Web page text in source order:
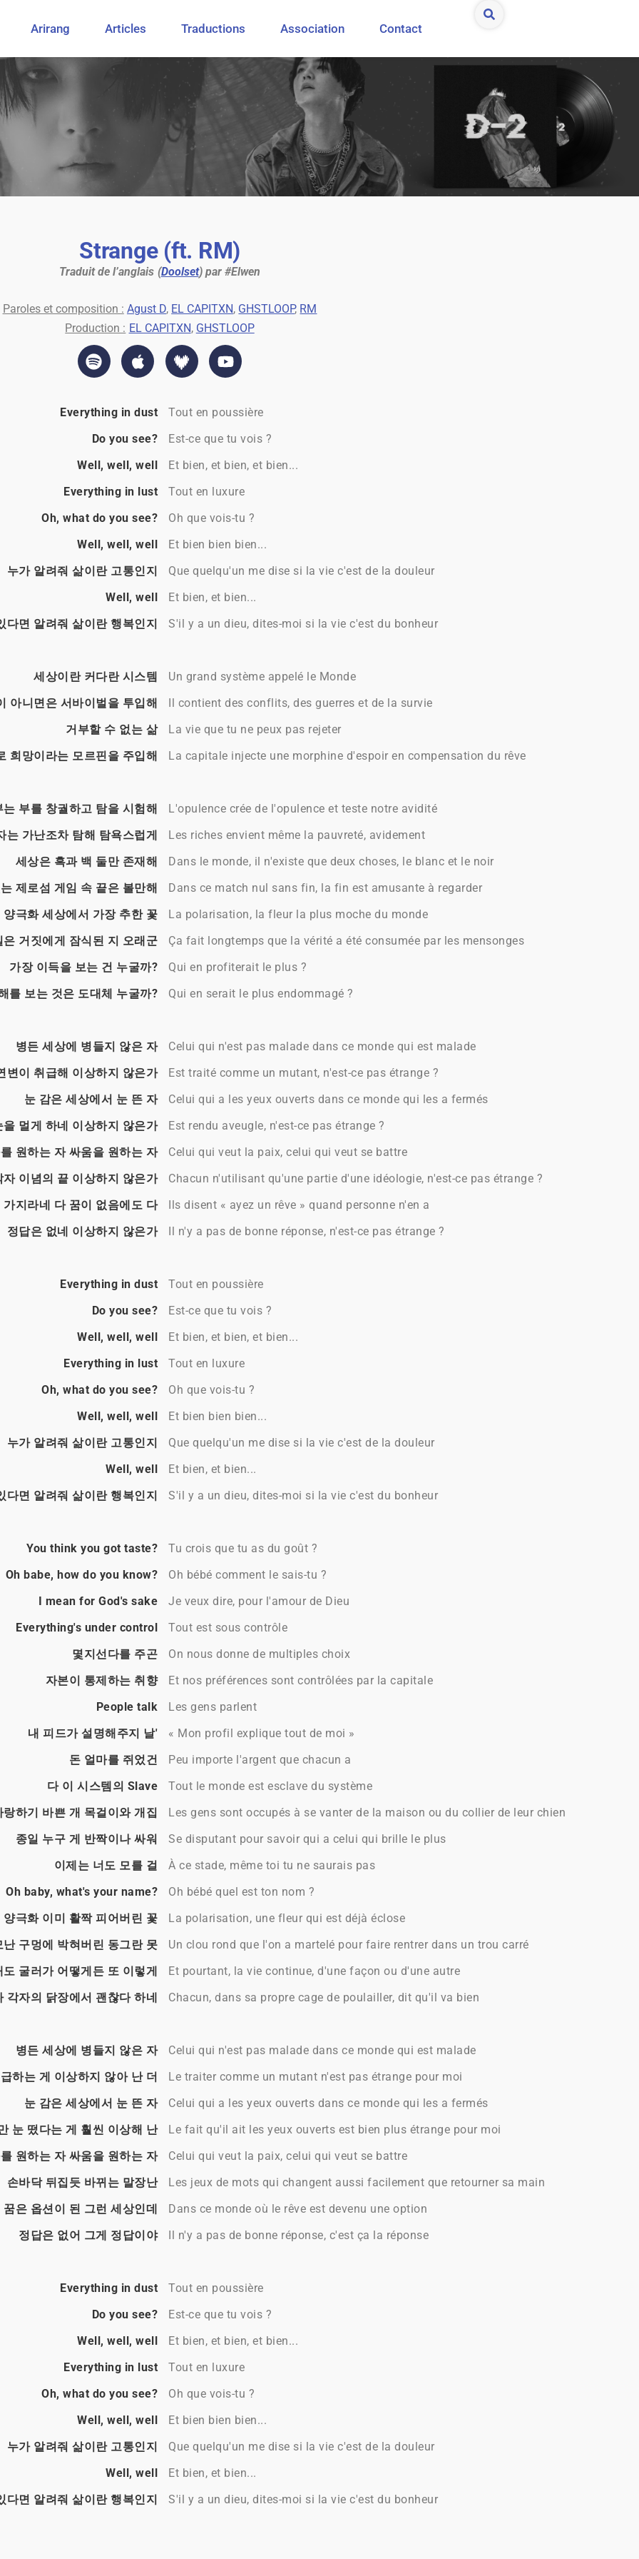
Arirang Articles Traductions Association Contact
Strange (ft. RM)
Traduit de l’anglais (Doolset) par #Elwen
Paroles et composition : Agust D, EL CAPITXN, GHSTLOOP, RM
Production : EL CAPITXN, GHSTLOOP
Everything in dust
Tout en poussière
Do you see?
Est-ce que tu vois ?
Well, well, well
Et bien, et bien, et bien...
Everything in lust
Tout en luxure
Oh, what do you see?
Oh que vois-tu ?
Well, well, well
Et bien bien bien...
누가 알려줘 삶이란 고통인지
Que quelqu'un me dise si la vie c'est de la douleur
Well, well
Et bien, et bien...
다면 알려줘 삶이란 행복인지
S'il y a un dieu, dites-moi si la vie c'est du bonheur
세상이란 커다란 시스템
Un grand système appelé le Monde
아니면은 서바이벌을 투입해
Il contient des conflits, des guerres et de la survie
거부할 수 없는 삶
La vie que tu ne peux pas rejeter
희망이라는 모르핀을 주입해
La capitale injecte une morphine d'espoir en compensation du rêve
는 부를 창궐하고 탐을 시험해
L'opulence crée de l'opulence et teste notre avidité
는 가난조차 탐해 탐욕스럽게
Les riches envient même la pauvreté, avidement
세상은 흑과 백 둘만 존재해
Dans le monde, il n'existe que deux choses, le blanc et le noir
제로섬 게임 속 끝은 볼만해
Dans ce match nul sans fin, la fin est amusante à regarder
양극화 세상에서 가장 추한 꽃
La polarisation, la fleur la plus moche du monde
은 거짓에게 잠식된 지 오래군
Ça fait longtemps que la vérité a été consumée par les mensonges
가장 이득을 보는 건 누굴까?
Qui en profiterait le plus ?
를 보는 것은 도대체 누굴까?
Qui en serait le plus endommagé ?
병든 세상에 병들지 않은 자
Celui qui n'est pas malade dans ce monde qui est malade
변이 취급해 이상하지 않은가
Est traité comme un mutant, n'est-ce pas étrange ?
눈 감은 세상에서 눈 뜬 자
Celui qui a les yeux ouverts dans ce monde qui les a fermés
을 멀게 하네 이상하지 않은가
Est rendu aveugle, n'est-ce pas étrange ?
원하는 자 싸움을 원하는 자
Celui qui veut la paix, celui qui veut se battre
자 이념의 끝 이상하지 않은가
Chacun n'utilisant qu'une partie d'une idéologie, n'est-ce pas étrange ?
가지라네 다 꿈이 없음에도 다
Ils disent « ayez un rêve » quand personne n'en a
정답은 없네 이상하지 않은가
Il n'y a pas de bonne réponse, n'est-ce pas étrange ?
Everything in dust
Tout en poussière
Do you see?
Est-ce que tu vois ?
Well, well, well
Et bien, et bien, et bien...
Everything in lust
Tout en luxure
Oh, what do you see?
Oh que vois-tu ?
Well, well, well
Et bien bien bien...
누가 알려줘 삶이란 고통인지
Que quelqu'un me dise si la vie c'est de la douleur
Well, well
Et bien, et bien...
다면 알려줘 삶이란 행복인지
S'il y a un dieu, dites-moi si la vie c'est du bonheur
You think you got taste?
Tu crois que tu as du goût ?
Oh babe, how do you know?
Oh bébé comment le sais-tu ?
I mean for God's sake
Je veux dire, pour l'amour de Dieu
Everything's under control
Tout est sous contrôle
몇지선다를 주곤
On nous donne de multiples choix
자본이 통제하는 취향
Et nos préférences sont contrôlées par la capitale
People talk
Les gens parlent
내 피드가 설명해주지 날'
« Mon profil explique tout de moi »
돈 얼마를 쥐었건
Peu importe l'argent que chacun a
다 이 시스템의 Slave
Tout le monde est esclave du système
랑하기 바쁜 개 목걸이와 개집
Les gens sont occupés à se vanter de la maison ou du collier de leur chien
종일 누구 게 반짝이나 싸워
Se disputant pour savoir qui a celui qui brille le plus
이제는 너도 모를 걸
À ce stade, même toi tu ne saurais pas
Oh baby, what's your name?
Oh bébé quel est ton nom ?
양극화 이미 활짝 피어버린 꽃
La polarisation, une fleur qui est déjà éclose
난 구멍에 박혀버린 동그란 못
Un clou rond que l'on a martelé pour faire rentrer dans un trou carré
도 굴러가 어떻게든 또 이렇게
Et pourtant, la vie continue, d'une façon ou d'une autre
각자의 닭장에서 괜찮다 하네
Chacun, dans sa propre cage de poulailler, dit qu'il va bien
병든 세상에 병들지 않은 자
Celui qui n'est pas malade dans ce monde qui est malade
하는 게 이상하지 않아 난 더
Le traiter comme un mutant n'est pas étrange pour moi
눈 감은 세상에서 눈 뜬 자
Celui qui a les yeux ouverts dans ce monde qui les a fermés
눈 떴다는 게 훨씬 이상해 난
Le fait qu'il ait les yeux ouverts est bien plus étrange pour moi
원하는 자 싸움을 원하는 자
Celui qui veut la paix, celui qui veut se battre
손바닥 뒤집듯 바뀌는 말장난
Les jeux de mots qui changent aussi facilement que retourner sa main
꿈은 옵션이 된 그런 세상인데
Dans ce monde où le rêve est devenu une option
정답은 없어 그게 정답이야
Il n'y a pas de bonne réponse, c'est ça la réponse
Everything in dust
Tout en poussière
Do you see?
Est-ce que tu vois ?
Well, well, well
Et bien, et bien, et bien...
Everything in lust
Tout en luxure
Oh, what do you see?
Oh que vois-tu ?
Well, well, well
Et bien bien bien...
누가 알려줘 삶이란 고통인지
Que quelqu'un me dise si la vie c'est de la douleur
Well, well
Et bien, et bien...
다면 알려줘 삶이란 행복인지
S'il y a un dieu, dites-moi si la vie c'est du bonheur